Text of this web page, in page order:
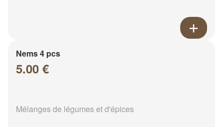
Nems 4 pcs
5.00 €
Mélanges de légumes et d'épices